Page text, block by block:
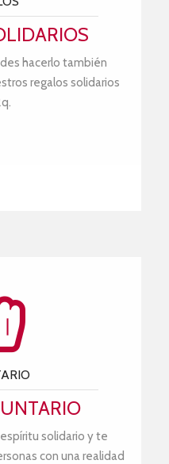
hacerlo también
regalos solidarios
solidario y te
con una realidad